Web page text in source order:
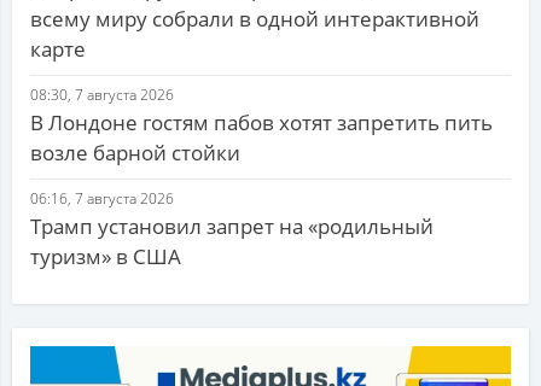
всему миру собрали в одной интерактивной
карте
08:30, 7 августа 2026
В Лондоне гостям пабов хотят запретить пить
возле барной стойки
06:16, 7 августа 2026
Трамп установил запрет на «родильный
туризм» в США